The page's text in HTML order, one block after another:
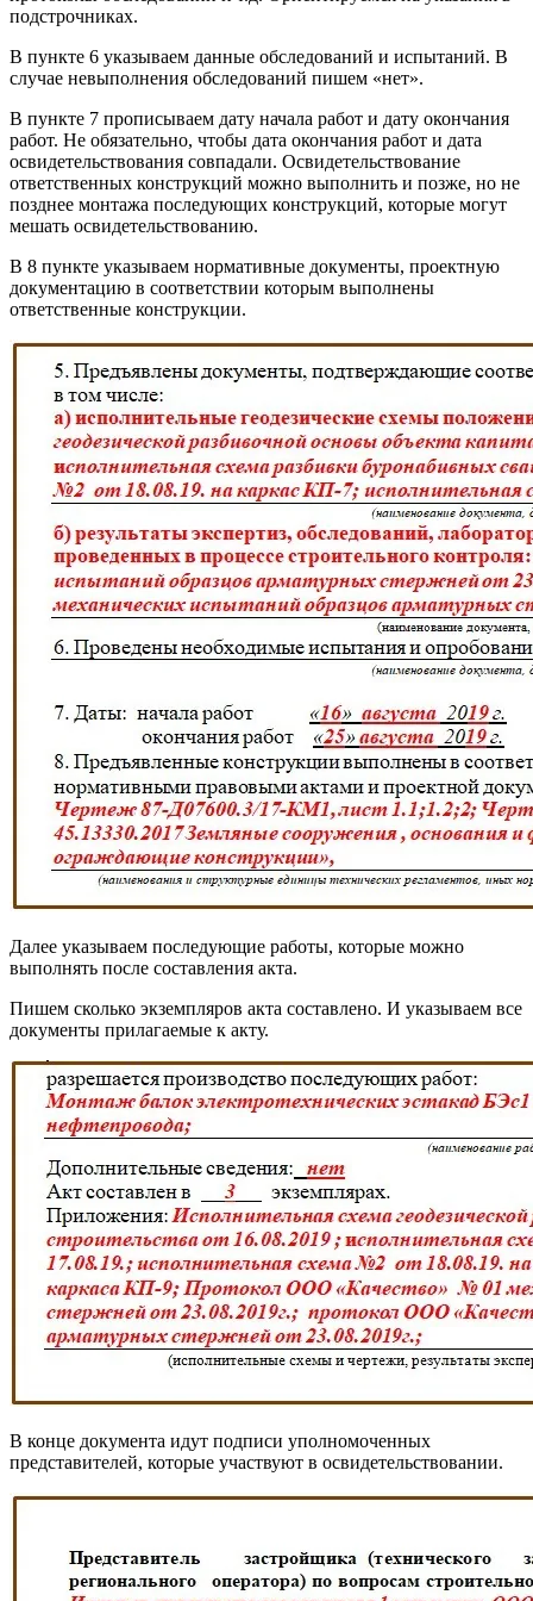
подстрочниках.
В пункте 6 указываем данные обследований и испытаний. В
случае невыполнения обследований пишем «нет».
В пункте 7 прописываем дату начала работ и дату окончания
работ. Не обязательно, чтобы дата окончания работ и дата
освидетельствования совпадали. Освидетельствование
ответственных конструкций можно выполнить и позже, но не
позднее монтажа последующих конструкций, которые могут
мешать освидетельствованию.
В 8 пункте указываем нормативные документы, проектную
документацию в соответствии которым выполнены
ответственные конструкции.
Далее указываем последующие работы, которые можно
выполнять после составления акта.
Пишем сколько экземпляров акта составлено. И указываем все
документы прилагаемые к акту.
В конце документа идут подписи уполномоченных
представителей, которые участвуют в освидетельствовании.